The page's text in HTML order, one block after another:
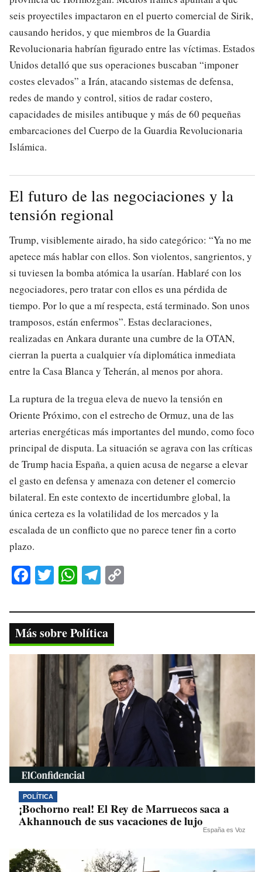
seis proyectiles impactaron en el puerto comercial de Sirik,
causando heridos, y que miembros de la Guardia
Revolucionaria habrían figurado entre las víctimas. Estados
Unidos detalló que sus operaciones buscaban “imponer
costes elevados” a Irán, atacando sistemas de defensa,
redes de mando y control, sitios de radar costero,
capacidades de misiles antibuque y más de 60 pequeñas
embarcaciones del Cuerpo de la Guardia Revolucionaria
Islámica.
El futuro de las negociaciones y la
tensión regional
Trump, visiblemente airado, ha sido categórico: “Ya no me
apetece más hablar con ellos. Son violentos, sangrientos, y
si tuviesen la bomba atómica la usarían. Hablaré con los
negociadores, pero tratar con ellos es una pérdida de
tiempo. Por lo que a mí respecta, está terminado. Son unos
tramposos, están enfermos”. Estas declaraciones,
realizadas en Ankara durante una cumbre de la OTAN,
cierran la puerta a cualquier vía diplomática inmediata
entre la Casa Blanca y Teherán, al menos por ahora.
La ruptura de la tregua eleva de nuevo la tensión en
Oriente Próximo, con el estrecho de Ormuz, una de las
arterias energéticas más importantes del mundo, como foco
principal de disputa. La situación se agrava con las críticas
de Trump hacia España, a quien acusa de negarse a elevar
el gasto en defensa y amenaza con detener el comercio
bilateral. En este contexto de incertidumbre global, la
única certeza es la volatilidad de los mercados y la
escalada de un conflicto que no parece tener fin a corto
plazo.
Fa
bo
ok
T
tte
r
W
ts
A
pp
Te
gr
a
m
y
nk
Más sobre Política
POLÍTICA
¡Bochorno real! El Rey de Marruecos saca a
Akhannouch de sus vacaciones de lujo
España es Voz